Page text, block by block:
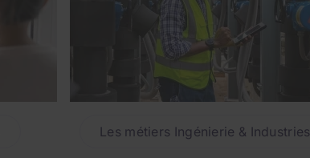
Les métiers Ingénierie & Industries